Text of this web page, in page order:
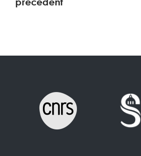
précédent